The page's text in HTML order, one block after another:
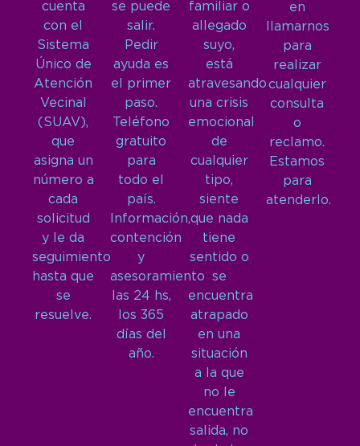
cuenta
con el
Sistema
Único de
Atención
Vecinal
(SUAV),
que
asigna un
número a
cada
solicitud
y le da
seguimiento
hasta que
se
resuelve.
se puede
salir.
Pedir
ayuda es
el primer
paso.
Teléfono
gratuito
para
todo el
país.
Información,
contención
y
asesoramiento
las 24 hs,
los 365
días del
año.
familiar o
allegado
suyo,
está
atravesando
una crisis
emocional
de
cualquier
tipo,
siente
que nada
tiene
sentido o
se
encuentra
atrapado
en una
situación
a la que
no le
encuentra
salida, no
en
llamarnos
para
realizar
cualquier
consulta
o
reclamo.
Estamos
para
atenderlo.